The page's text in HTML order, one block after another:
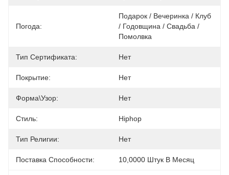
Погода:
Подарок / Вечеринка / Клуб
/ Годовщина / Свадьба /
Помолвка
Тип Сертификата: Нет
Покрытие: Нет
Форма\узор: Нет
Стиль: Hiphop
Тип Религии: Нет
Поставка Способности: 10,0000 Штук В Месяц